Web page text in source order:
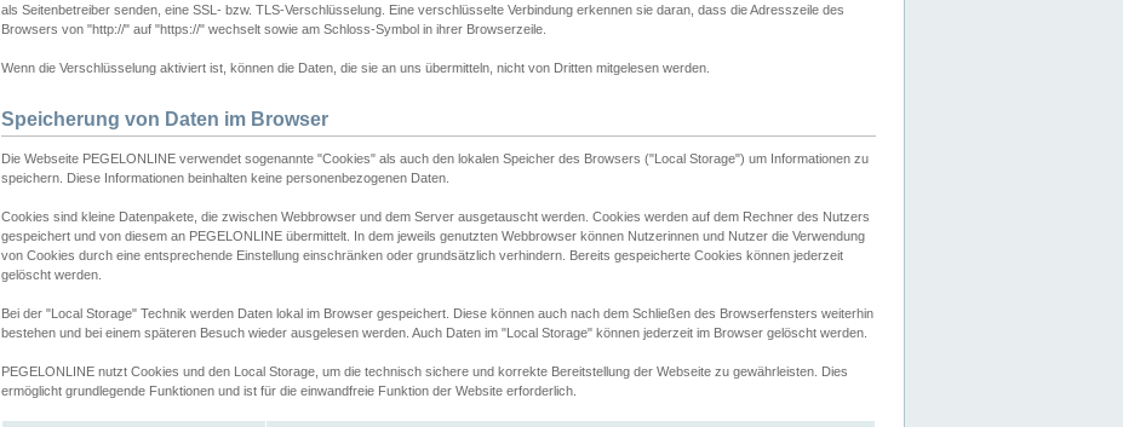
als Seitenbetreiber senden, eine SSL- bzw. TLS-Verschlüsselung. Eine verschlüsselte Verbindung erkennen sie daran, dass die Adresszeile des
Browsers von "http://" auf "https://" wechselt sowie am Schloss-Symbol in ihrer Browserzeile.
Wenn die Verschlüsselung aktiviert ist, können die Daten, die sie an uns übermitteln, nicht von Dritten mitgelesen werden.
Speicherung von Daten im Browser
Die Webseite PEGELONLINE verwendet sogenannte "Cookies" als auch den lokalen Speicher des Browsers ("Local Storage") um Informationen zu
speichern. Diese Informationen beinhalten keine personenbezogenen Daten.
Cookies sind kleine Datenpakete, die zwischen Webbrowser und dem Server ausgetauscht werden. Cookies werden auf dem Rechner des Nutzers
gespeichert und von diesem an PEGELONLINE übermittelt. In dem jeweils genutzten Webbrowser können Nutzerinnen und Nutzer die Verwendung
von Cookies durch eine entsprechende Einstellung einschränken oder grundsätzlich verhindern. Bereits gespeicherte Cookies können jederzeit
gelöscht werden.
Bei der "Local Storage" Technik werden Daten lokal im Browser gespeichert. Diese können auch nach dem Schließen des Browserfensters weiterhin
bestehen und bei einem späteren Besuch wieder ausgelesen werden. Auch Daten im "Local Storage" können jederzeit im Browser gelöscht werden.
PEGELONLINE nutzt Cookies und den Local Storage, um die technisch sichere und korrekte Bereitstellung der Webseite zu gewährleisten. Dies
ermöglicht grundlegende Funktionen und ist für die einwandfreie Funktion der Website erforderlich.